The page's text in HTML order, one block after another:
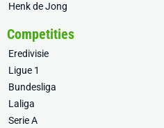
Henk de Jong
Competities
Eredivisie
Ligue 1
Bundesliga
Laliga
Serie A